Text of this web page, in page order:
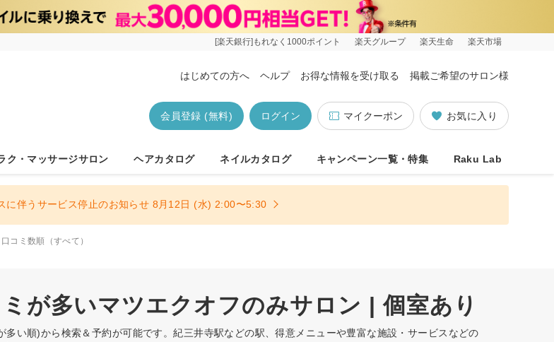
[楽天銀行]もれなく1000ポイント 楽天グループ 楽天生命 楽天市場
はじめての方へ ヘルプ お得な情報を受け取る 掲載ご希望のサロン様
お気に入り
マイクーポン
ログイン
会員登録 (無料)
ク・マッサージサロン ヘアカタログ ネイルカタログ キャンペーン一覧・特集 Raku Lab
に伴うサービス停止のお知らせ 8月12日 (水) 2:00〜5:30
口コミ数順（すべて）
が多いマツエクオフのみサロン | 個室あり
多い順)から検索＆予約が可能です。紀三井寺駅などの駅、得意メニューや豊富な施設・サービスなどの